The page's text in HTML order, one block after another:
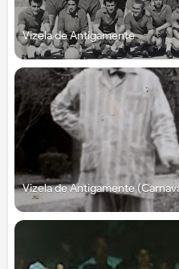
Vizela de Antigamente
Vizela de Antigamente